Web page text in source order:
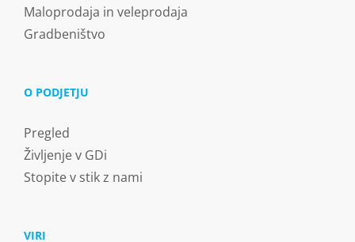
Maloprodaja in veleprodaja
Gradbeništvo
O PODJETJU
Pregled
Življenje v GDi
Stopite v stik z nami
VIRI